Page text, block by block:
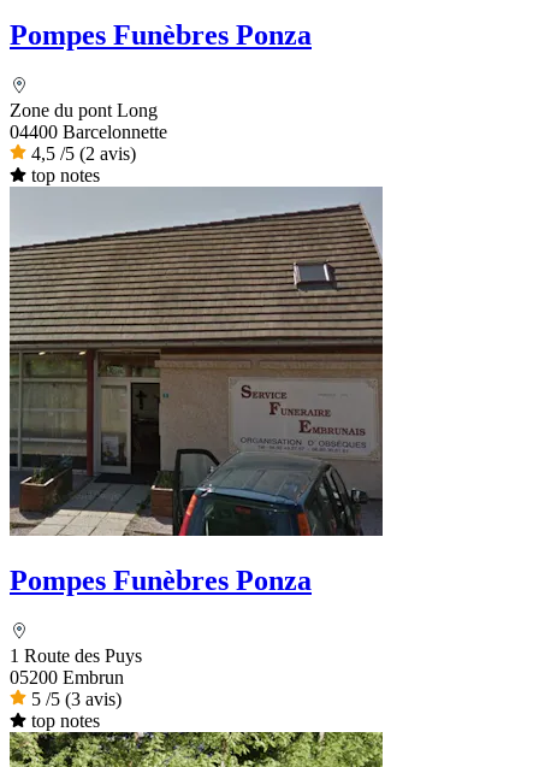
Pompes Funèbres Ponza
Zone du pont Long
04400 Barcelonnette
4,5 /5 (2 avis)
top notes
Pompes Funèbres Ponza
1 Route des Puys
05200 Embrun
5 /5 (3 avis)
top notes